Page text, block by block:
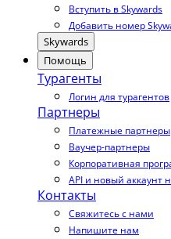
Вступить в Skywards
Добавить номер
Skywards
Помощь
Турагенты
Логин для турагентов
Партнеры
Платежные партнеры
Ваучер-партнеры
Корпоративная
API и новый аккаунт
Контакты
Свяжитесь с нами
Напишите нам